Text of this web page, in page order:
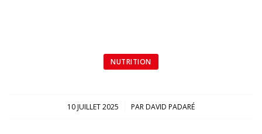
NUTRITION
10 JUILLET 2025
/ PARDAVID PADARÉ